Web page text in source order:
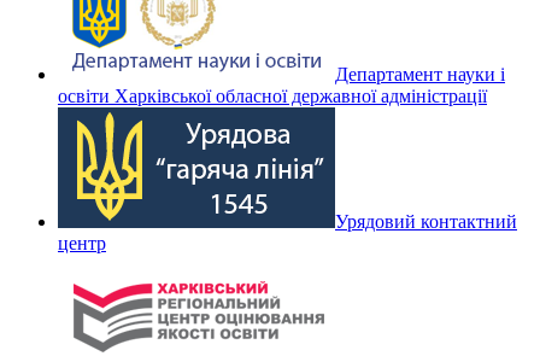
Департамент науки і
освіти Харківської обласної державної адміністрації
Урядовий контактний
центр